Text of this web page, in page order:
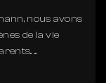
nous avons
de la vie
...